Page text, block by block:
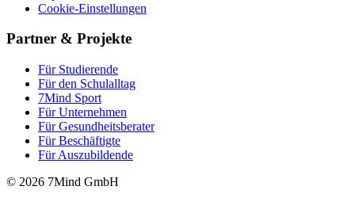
Cookie-Einstellungen
Partner & Projekte
Für Stu­die­rende
Für den Schulalltag
7Mind Sport
Für Unter­neh­men
Für Gesund­heits­be­ra­ter
Für Beschäftigte
Für Auszubildende
© 2026 7Mind GmbH